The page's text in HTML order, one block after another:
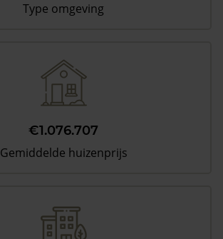
Type omgeving
€1.076.707
Gemiddelde huizenprijs